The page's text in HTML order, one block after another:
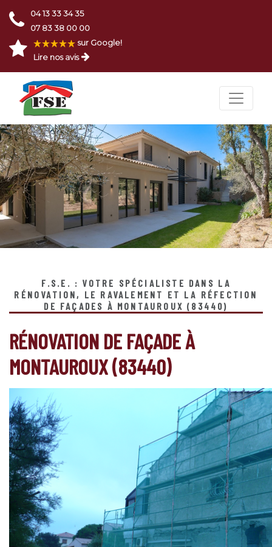
04 13 33 34 35
07 83 38 00 00
sur Google!
Lire nos avis
F.S.E. : VOTRE SPÉCIALISTE DANS LA
RÉNOVATION, LE RAVALEMENT ET LA RÉFECTION
DE FAÇADES À MONTAUROUX (83440)
RÉNOVATION DE FAÇADE À
MONTAUROUX (83440)